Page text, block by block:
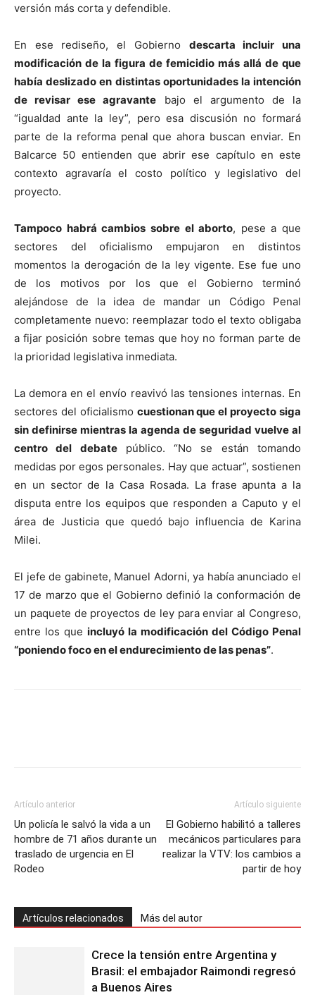
versión más corta y defendible.
En ese rediseño, el Gobierno descarta incluir una
modificación de la figura de femicidio más allá de que
había deslizado en distintas oportunidades la intención
de revisar ese agravante bajo el argumento de la
“igualdad ante la ley”, pero esa discusión no formará
parte de la reforma penal que ahora buscan enviar. En
Balcarce 50 entienden que abrir ese capítulo en este
contexto agravaría el costo político y legislativo del
proyecto.
Tampoco habrá cambios sobre el aborto, pese a que
sectores del oficialismo empujaron en distintos
momentos la derogación de la ley vigente. Ese fue uno
de los motivos por los que el Gobierno terminó
alejándose de la idea de mandar un Código Penal
completamente nuevo: reemplazar todo el texto obligaba
a fijar posición sobre temas que hoy no forman parte de
la prioridad legislativa inmediata.
La demora en el envío reavivó las tensiones internas. En
sectores del oficialismo cuestionan que el proyecto siga
sin definirse mientras la agenda de seguridad vuelve al
centro del debatepúblico. “No se están tomando
medidas por egos personales. Hay que actuar”, sostienen
en un sector de la Casa Rosada. La frase apunta a la
disputa entre los equipos que responden a Caputo y el
área de Justicia que quedó bajo influencia de Karina
Milei.
El jefe de gabinete, Manuel Adorni, ya había anunciado el
17 de marzo que el Gobierno definió la conformación de
un paquete de proyectos de ley para enviar al Congreso,
entre los que incluyó la modificación del Código Penal
“poniendo foco en el endurecimiento de las penas”.
Artículo anterior
Un policía le salvó la vida a un
hombre de 71 años durante un
traslado de urgencia en El
Rodeo
Artículo siguiente
El Gobierno habilitó a talleres
mecánicos particulares para
realizar la VTV: los cambios a
partir de hoy
Artículos relacionados Más del autor
Crece la tensión entre Argentina y
Brasil: el embajador Raimondi regresó
a Buenos Aires